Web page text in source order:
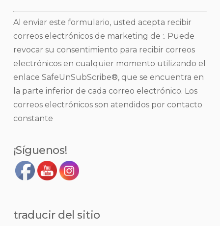
Uso
de
contacto
constante.
Por
favor,
deje
este
campo
blanco.
Al enviar este formulario, usted acepta recibir
correos electrónicos de marketing de :. Puede
revocar su consentimiento para recibir correos
electrónicos en cualquier momento utilizando el
enlace SafeUnSubScribe®, que se encuentra en
la parte inferior de cada correo electrónico. Los
correos electrónicos son atendidos por contacto
constante
¡Síguenos!
traducir del sitio